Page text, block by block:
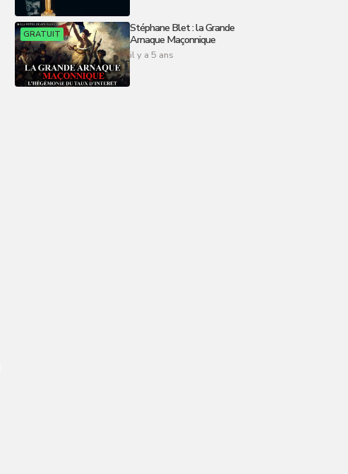
GRATUIT
Stéphane Blet : la Grande
Arnaque Maçonnique
il y a 5 ans